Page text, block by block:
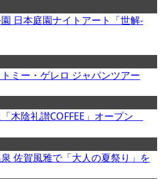
日本庭園ナイトアート「世解-
ミー・ゲレロ ジャパンツアー
木陰礼讃COFFEE」オープン
佐賀風雅で「大人の夏祭り」を